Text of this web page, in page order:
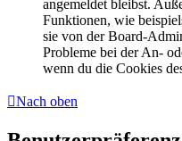
angemeldet bleibst.
Funktionen, wie
sie von der Board-
Probleme bei der An-
wenn du die Cookies
Nach oben